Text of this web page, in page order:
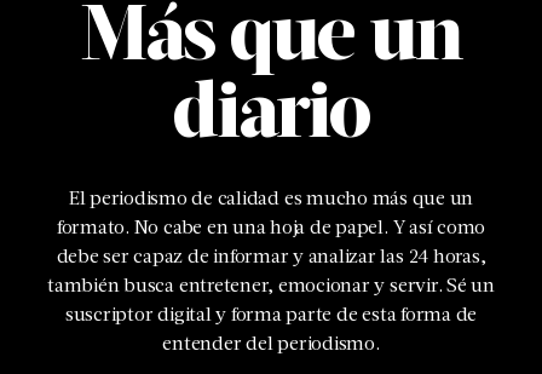
Más que un
diario
El periodismo de calidad es mucho más que un
formato. No cabe en una hoja de papel. Y así como
debe ser capaz de informar y analizar las 24 horas,
también busca entretener, emocionar y servir. Sé un
suscriptor digital y forma parte de esta forma de
entender del periodismo.